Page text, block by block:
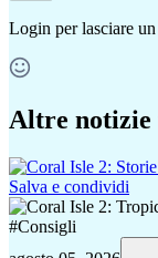
Login per lasciare
Altre
Salva e condividi
#Consigli